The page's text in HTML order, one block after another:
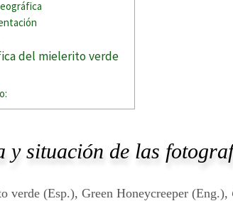
del mielerito verde
y situación de las
verde (Esp.), Green Honeycreeper (Eng.),